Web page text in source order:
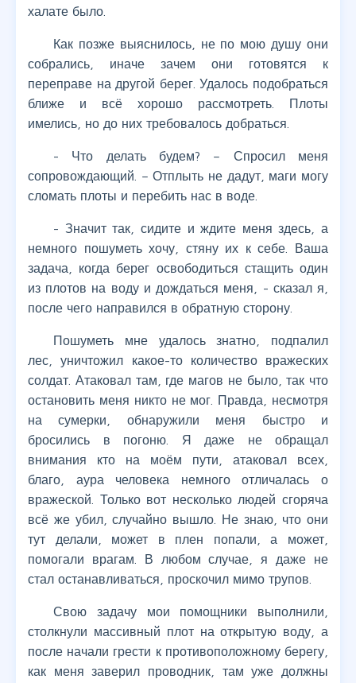
халате было.
Как позже выяснилось, не по мою душу они
собрались, иначе зачем они готовятся к
переправе на другой берег. Удалось подобраться
ближе и всё хорошо рассмотреть. Плоты
имелись, но до них требовалось добраться.
- Что делать будем? – Спросил меня
сопровождающий. – Отплыть не дадут, маги могу
сломать плоты и перебить нас в воде.
- Значит так, сидите и ждите меня здесь, а
немного пошуметь хочу, стяну их к себе. Ваша
задача, когда берег освободиться стащить один
из плотов на воду и дождаться меня, - сказал я,
после чего направился в обратную сторону.
Пошуметь мне удалось знатно, подпалил
лес, уничтожил какое-то количество вражеских
солдат. Атаковал там, где магов не было, так что
остановить меня никто не мог. Правда, несмотря
на сумерки, обнаружили меня быстро и
бросились в погоню. Я даже не обращал
внимания кто на моём пути, атаковал всех,
благо, аура человека немного отличалась о
вражеской. Только вот несколько людей сгоряча
всё же убил, случайно вышло. Не знаю, что они
тут делали, может в плен попали, а может,
помогали врагам. В любом случае, я даже не
стал останавливаться, проскочил мимо трупов.
Свою задачу мои помощники выполнили,
столкнули массивный плот на открытую воду, а
после начали грести к противоположному берегу,
как меня заверил проводник, там уже должны